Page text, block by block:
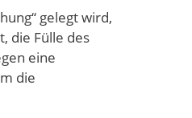
gelegt wird,
die Fülle des
eine
die